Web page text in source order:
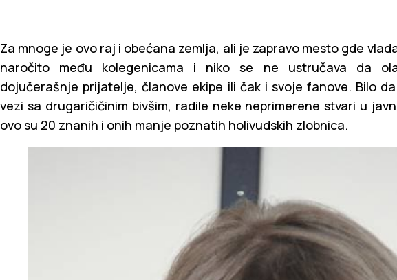
Za mnoge je ovo raj i obećana zemlja, ali je zapravo mesto gde
naročito među kolegenicama i niko se ne ustručava da
dojučerašnje prijatelje, članove ekipe ili čak i svoje fanove. Bilo
vezi sa drugaričičinim bivšim, radile neke neprimerene stvari u
ovo su 20 znanih i onih manje poznatih holivudskih zlobnica.